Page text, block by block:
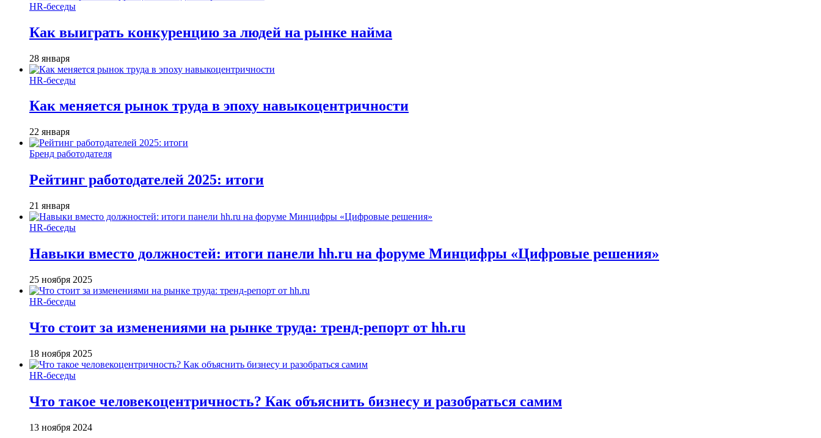
HR-беседы
Как выиграть конкуренцию за людей на рынке найма
28 января
HR-беседы
Как меняется рынок труда в эпоху навыкоцентричности
22 января
Бренд работодателя
Рейтинг работодателей 2025: итоги
21 января
HR-беседы
Навыки вместо должностей: итоги панели hh.ru на форуме Минцифры «Цифровые решения»
25 ноября 2025
HR-беседы
Что стоит за изменениями на рынке труда: тренд-репорт от hh.ru
18 ноября 2025
HR-беседы
Что такое человеко­центричность? Как объяснить бизнесу и разобраться самим
13 ноября 2024